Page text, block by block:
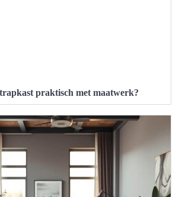
praktisch met maatwerk?